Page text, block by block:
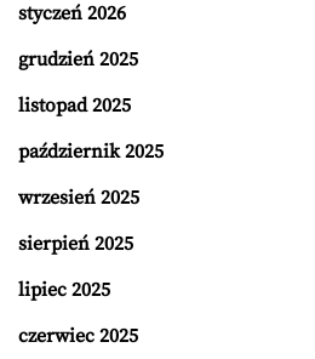
styczeń 2026
grudzień 2025
listopad 2025
październik 2025
wrzesień 2025
sierpień 2025
lipiec 2025
czerwiec 2025